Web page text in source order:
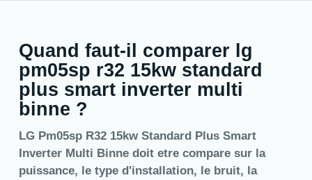
Quand faut-il comparer lg
pm05sp r32 15kw standard
plus smart inverter multi
binne ?
LG Pm05sp R32 15kw Standard Plus Smart
Inverter Multi Binne doit etre compare sur la
puissance, le type d'installation, le bruit, la